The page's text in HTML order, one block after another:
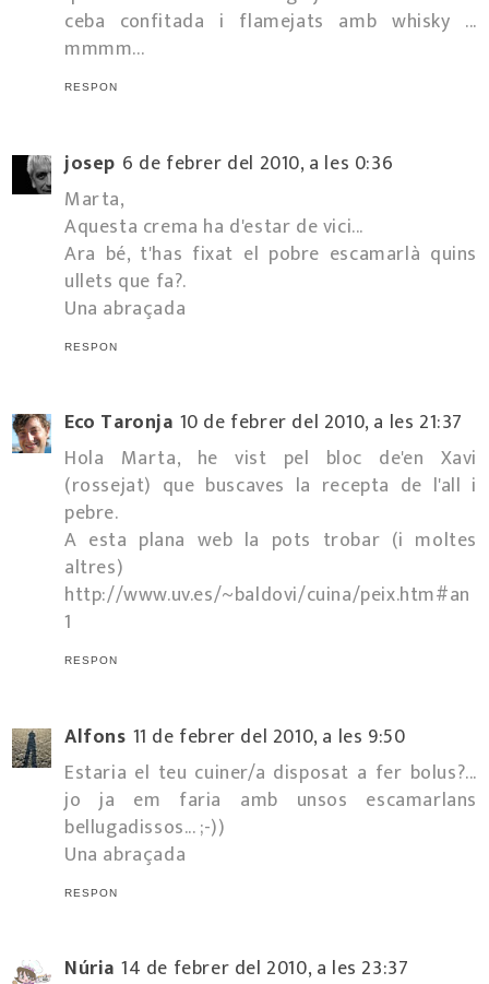
ceba confitada i flamejats amb whisky ...
mmmm...
RESPON
josep 6 de febrer del 2010, a les 0:36
Marta,
Aquesta crema ha d'estar de vici...
Ara bé, t'has fixat el pobre escamarlà quins
ullets que fa?.
Una abraçada
RESPON
Eco Taronja 10 de febrer del 2010, a les 21:37
Hola Marta, he vist pel bloc de'en Xavi
(rossejat) que buscaves la recepta de l'all i
pebre.
A esta plana web la pots trobar (i moltes
altres)
http://www.uv.es/~baldovi/cuina/peix.htm#an
1
RESPON
Alfons 11 de febrer del 2010, a les 9:50
Estaria el teu cuiner/a disposat a fer bolus?...
jo ja em faria amb unsos escamarlans
bellugadissos... ;-))
Una abraçada
RESPON
Núria 14 de febrer del 2010, a les 23:37